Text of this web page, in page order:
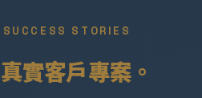
SUCCESS STORIES
實客戶專案。